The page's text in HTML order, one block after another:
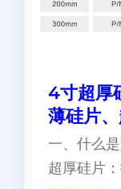
4寸超厚
薄硅片、
一、什么
超厚硅片